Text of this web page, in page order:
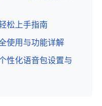
松上手指南
使用与功能详解
性化语音包设置与